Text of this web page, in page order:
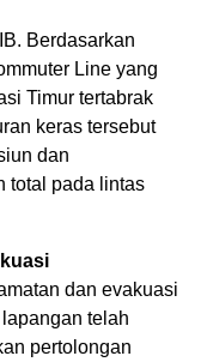
Berdasarkan
Line yang
Timur tertabrak
keras tersebut
dan
total pada lintas
dan evakuasi
telah
pertolongan